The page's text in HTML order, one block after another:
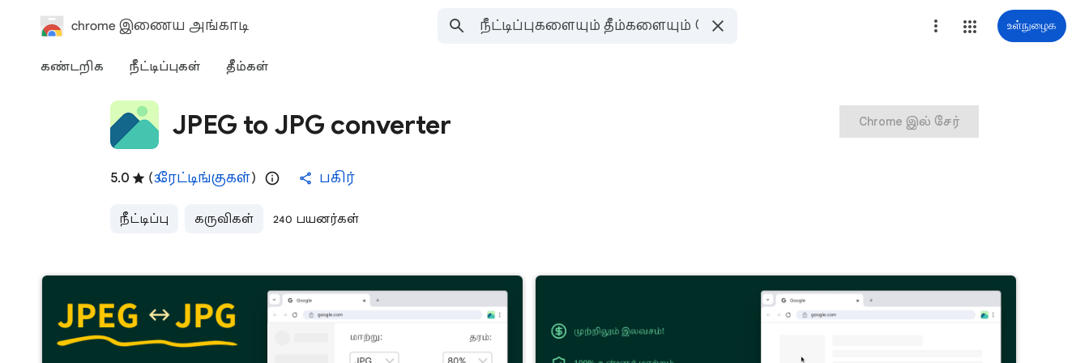
chrome இணைய அங்காடி உள்நுழைக
கண்டறிக நீட்டிப்புகள் தீம்கள்
JPEG to JPG converter
5.0 (3 ரேட்டிங்குகள்) பகிர்
நீட்டிப்பு கருவிகள் 240 பயனர்கள்
Chrome இல் சேர்